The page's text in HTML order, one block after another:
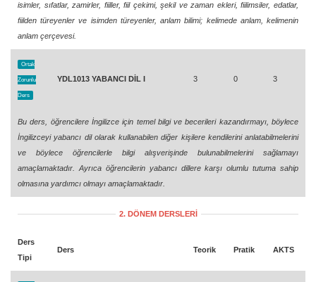
isimler, sıfatlar, zamirler, fiiller, fiil çekimi, şekil ve zaman ekleri, fiilimsiler, edatlar,
fiilden türeyenler ve isimden türeyenler, anlam bilimi; kelimede anlam, kelimenin
anlam çerçevesi.
Ortak
Zorunlu
Ders
YDL1013 YABANCI DİL I 3 0 3
Bu ders, öğrencilere İngilizce için temel bilgi ve becerileri kazandırmayı, böylece
İngilizceyi yabancı dil olarak kullanabilen diğer kişilere kendilerini anlatabilmelerini
ve böylece öğrencilerle bilgi alışverişinde bulunabilmelerini sağlamayı
amaçlamaktadır. Ayrıca öğrencilerin yabancı dillere karşı olumlu tutuma sahip
olmasına yardımcı olmayı amaçlamaktadır.
2. DÖNEM DERSLERİ
Ders
Tipi
Ders Teorik Pratik AKTS